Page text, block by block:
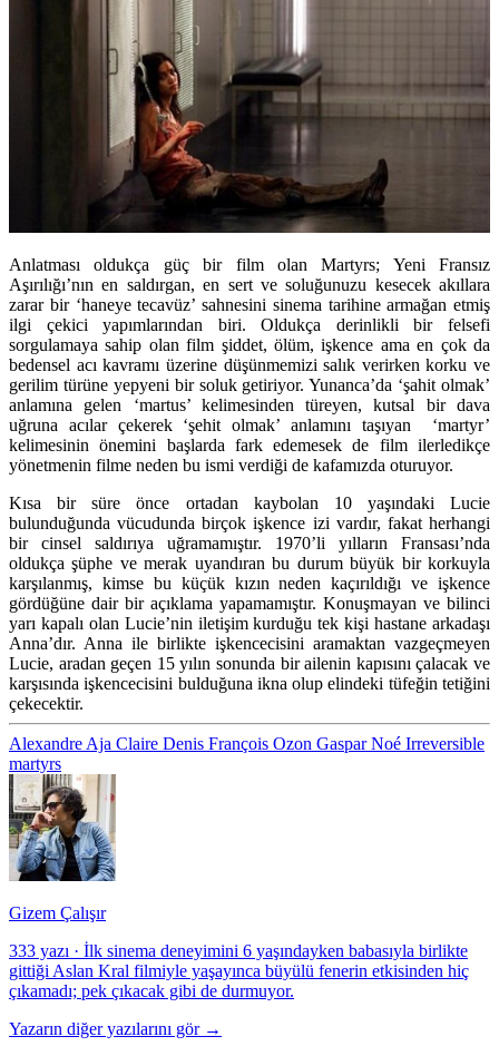
Anlatması oldukça güç bir film olan Martyrs; Yeni Fransız
Aşırılığı’nın en saldırgan, en sert ve soluğunuzu kesecek akıllara
zarar bir ‘haneye tecavüz’ sahnesini sinema tarihine armağan etmiş
ilgi çekici yapımlarından biri. Oldukça derinlikli bir felsefi
sorgulamaya sahip olan film şiddet, ölüm, işkence ama en çok da
bedensel acı kavramı üzerine düşünmemizi salık verirken korku ve
gerilim türüne yepyeni bir soluk getiriyor. Yunanca’da ‘şahit olmak’
anlamına gelen ‘martus’ kelimesinden türeyen, kutsal bir dava
uğruna acılar çekerek ‘şehit olmak’ anlamını taşıyan ‘martyr’
kelimesinin önemini başlarda fark edemesek de film ilerledikçe
yönetmenin filme neden bu ismi verdiği de kafamızda oturuyor.
Kısa bir süre önce ortadan kaybolan 10 yaşındaki Lucie
bulunduğunda vücudunda birçok işkence izi vardır, fakat herhangi
bir cinsel saldırıya uğramamıştır. 1970’li yılların Fransası’nda
oldukça şüphe ve merak uyandıran bu durum büyük bir korkuyla
karşılanmış, kimse bu küçük kızın neden kaçırıldığı ve işkence
gördüğüne dair bir açıklama yapamamıştır. Konuşmayan ve bilinci
yarı kapalı olan Lucie’nin iletişim kurduğu tek kişi hastane arkadaşı
Anna’dır. Anna ile birlikte işkencecisini aramaktan vazgeçmeyen
Lucie, aradan geçen 15 yılın sonunda bir ailenin kapısını çalacak ve
karşısında işkencecisini bulduğuna ikna olup elindeki tüfeğin tetiğini
çekecektir.
Alexandre Aja Claire Denis François Ozon Gaspar Noé Irreversible
martyrs
Gizem Çalışır
333 yazı · İlk sinema deneyimini 6 yaşındayken babasıyla birlikte
gittiği Aslan Kral filmiyle yaşayınca büyülü fenerin etkisinden hiç
çıkamadı; pek çıkacak gibi de durmuyor.
Yazarın diğer yazılarını gör →